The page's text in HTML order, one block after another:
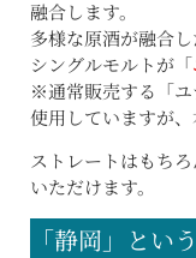
融合します。
多様な原酒が融合
シングルモルトが「
※通常販売する「ユ
使用していますが、
ストレートはもち
いただけます。
「静岡」とい